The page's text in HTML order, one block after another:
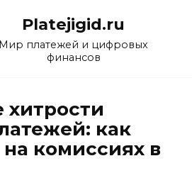
Platejigid.ru
Мир платежей и цифровых
финансов
как
комиссиях в